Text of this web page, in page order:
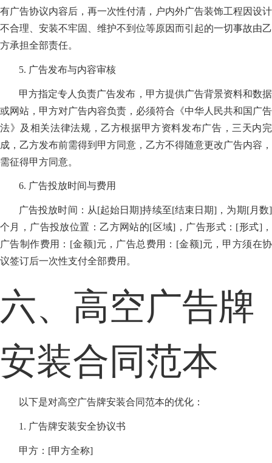
有广告协议内容后，再一次性付清，户内外广告装饰工程因设计
不合理、安装不牢固、维护不到位等原因而引起的一切事故由乙
方承担全部责任。
5. 广告发布与内容审核
甲方指定专人负责广告发布，甲方提供广告背景资料和数据
或网站，甲方对广告内容负责，必须符合《中华人民共和国广告
法》及相关法律法规，乙方根据甲方资料发布广告，三天内完
成，乙方发布前需得到甲方同意，乙方不得随意更改广告内容，
需征得甲方同意。
6. 广告投放时间与费用
广告投放时间：从[起始日期]持续至[结束日期]，为期[月数]
个月，广告投放位置：乙方网站的[区域]，广告形式：[形式]，
广告制作费用：[金额]元，广告总费用：[金额]元，甲方须在协
议签订后一次性支付全部费用。
六、高空广告牌
安装合同范本
以下是对高空广告牌安装合同范本的优化：
1. 广告牌安装安全协议书
甲方：[甲方全称]